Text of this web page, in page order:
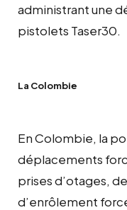
administrant une
pistolets Taser30.
La Colombie
En Colombie, la
déplacements
prises d’otages,
d’enrôlement